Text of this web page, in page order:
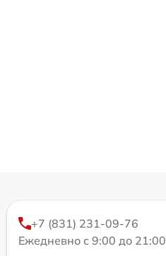
+7 (831) 231-09-76
Ежедневно с 9:00 до 21:00